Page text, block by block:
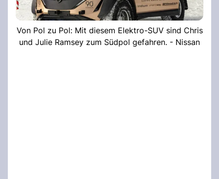
Von Pol zu Pol: Mit diesem Elektro-SUV sind Chris
und Julie Ramsey zum Südpol gefahren. - Nissan